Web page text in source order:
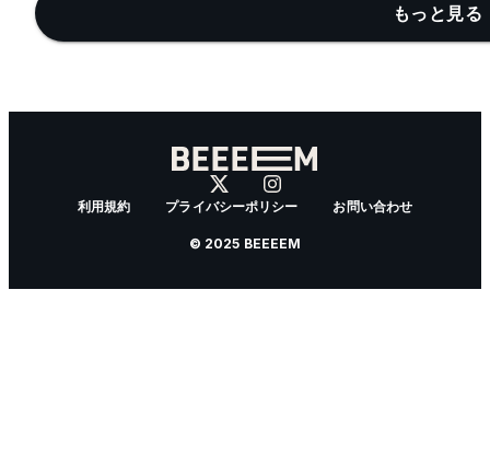
もっと見る
利用規約 プライバシーポリシー お問い合わせ
© 2025 BEEEEM